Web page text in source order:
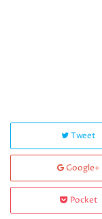
Tweet
Google+
Pocket